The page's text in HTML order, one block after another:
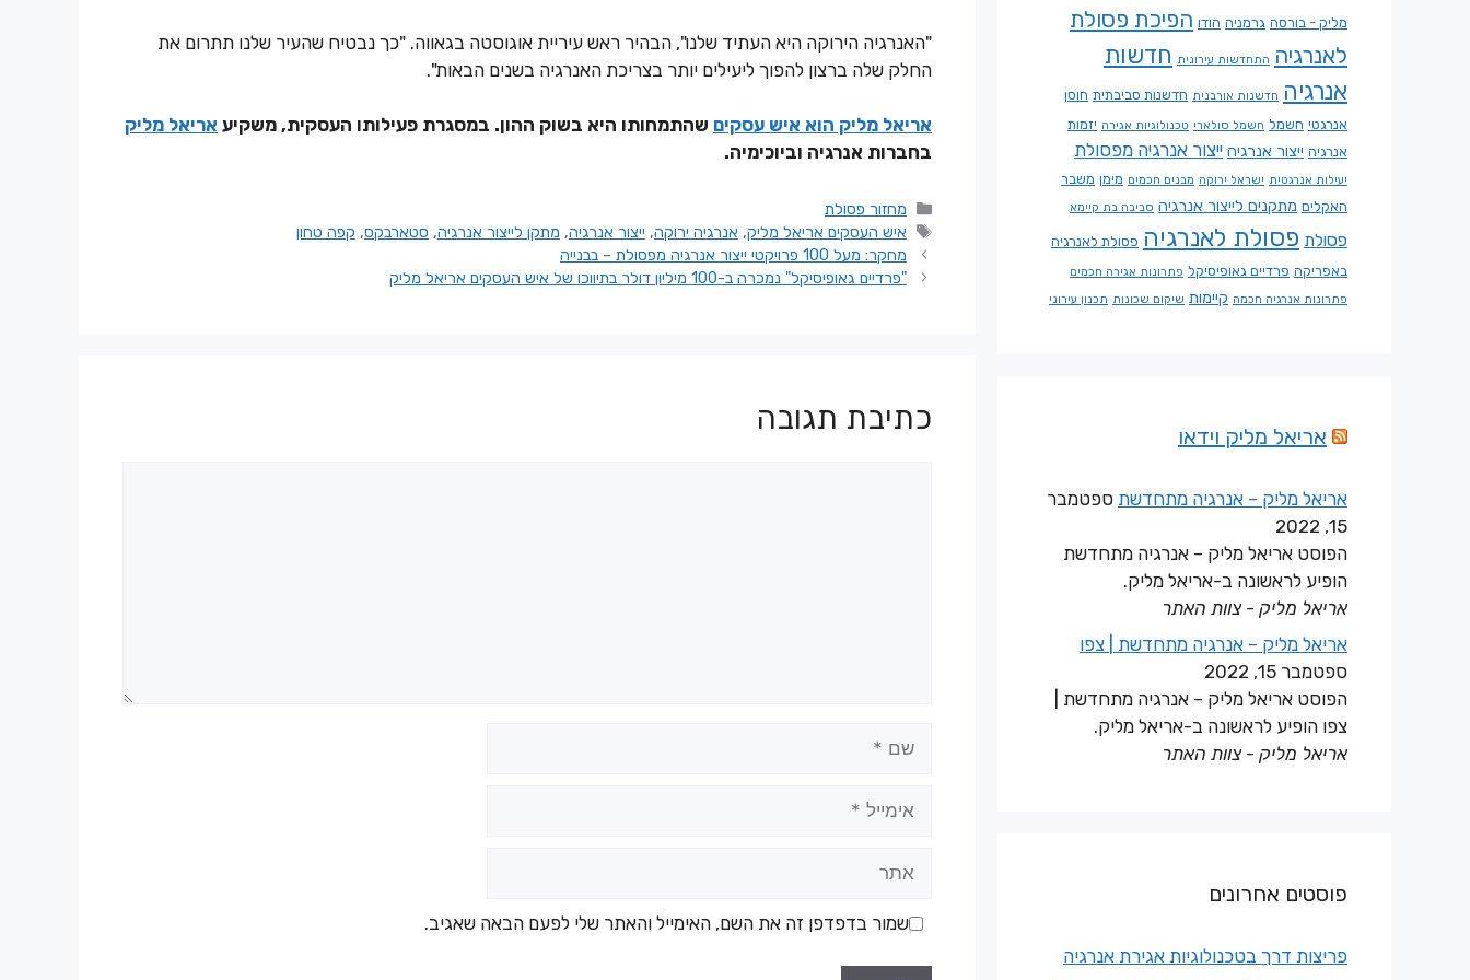
"האנרגיה הירוקה היא העתיד שלנו", הבהיר ראש עיריית אוגוסטה בגאווה. "כך נבטיח שהעיר שלנו תתרום את
החלק שלה ברצון להפוך ליעילים יותר בצריכת האנרגיה בשנים הבאות".
אריאל מליק הוא איש עסקים שהתמחותו היא בשוק ההון. במסגרת פעילותו העסקית, משקיע אריאל מליק
בחברות אנרגיה וביוכימיה.
מחזור פסולת
איש העסקים אריאל מליק, אנרגיה ירוקה, ייצור אנרגיה, מתקן לייצור אנרגיה, סטארבקס, קפה טחון
מחקר: מעל 100 פרויקטי ייצור אנרגיה מפסולת – בבנייה
"פרדיים גאופיסיקל" נמכרה ב-100 מיליון דולר בתיווכו של איש העסקים אריאל מליק
כתיבת תגובה
שמור בדפדפן זה את השם, האימייל והאתר שלי לפעם הבאה שאגיב.
מליק - בורסה גרמניה הודו הפיכת פסולת
לאנרגיה התחדשות עירונית חדשות
אנרגיה חדשנות אורבנית חדשנות סביבתית חוסן
אנרגטי חשמל חשמל סולארי טכנולוגיות אגירה יזמות
אנרגיה ייצור אנרגיה ייצור אנרגיה מפסולת
יעילות אנרגטית ישראל ירוקה מבנים חכמים מימן משבר
האקלים מתקנים לייצור אנרגיה סביבה בת קיימא
פסולת פסולת לאנרגיה פסולת לאנרגיה
באפריקה פרדיים גאופיסיקל פתרונות אגירה חכמים
פתרונות אנרגיה חכמה קיימות שיקום שכונות תכנון עירוני
אריאל מליק וידאו
אריאל מליק – אנרגיה מתחדשת ספטמבר
15, 2022
הפוסט אריאל מליק – אנרגיה מתחדשת
הופיע לראשונה ב-אריאל מליק.
אריאל מליק - צוות האתר
אריאל מליק – אנרגיה מתחדשת | צפו
ספטמבר 15, 2022
הפוסט אריאל מליק – אנרגיה מתחדשת |
צפו הופיע לראשונה ב-אריאל מליק.
אריאל מליק - צוות האתר
פוסטים אחרונים
פריצות דרך בטכנולוגיות אגירת אנרגיה